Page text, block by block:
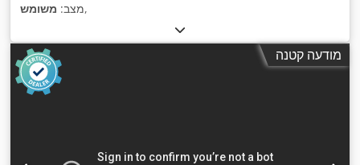
מצב: משומש ,
מודעה קטנה